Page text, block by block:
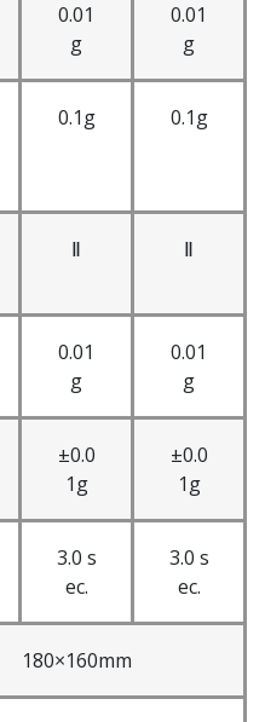
0.01
g
0.01
g
0.1g 0.1g
Ⅱ Ⅱ
0.01
g
0.01
g
±0.0
1g
±0.0
1g
3.0 s
ec.
3.0 s
ec.
180×160mm